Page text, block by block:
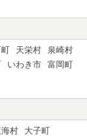
天栄村
泉崎村
いわき市
富岡町
村
大子町